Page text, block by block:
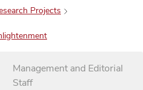
Projects
Management and Editorial
Staff